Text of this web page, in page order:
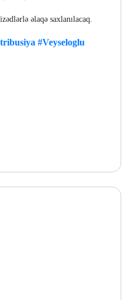
əlaqə saxlanılacaq.
#Veyseloglu